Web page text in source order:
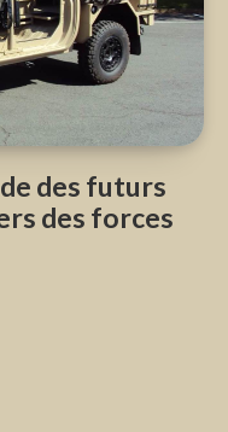
des futurs
des forces